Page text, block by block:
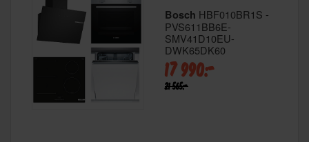
Bosch HBF010BR1S -
PVS611BB6E-
SMV41D10EU-
DWK65DK60
17 990:-
21 565:-